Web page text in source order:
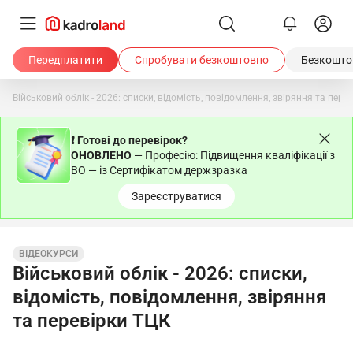
Передплатити Спробувати безкоштовно
Військовий облік - 2026: списки, відомість, повідомлення, звіряння та
❗ Готові до перевірок?
ОНОВЛЕНО — Професію: Підвищення кваліфікації з
ВО — із Сертифікатом держзразка
Зареєструватися
ВІДЕОКУРСИ
Військовий облік - 2026: списки,
відомість, повідомлення, звіряння
та перевірки ТЦК